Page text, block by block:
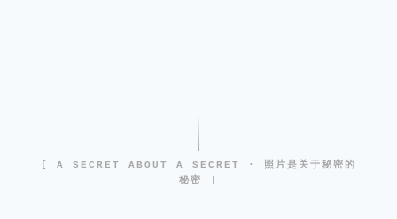
[ A SECRET ABOUT A SECRET · 照片是关于秘密的
秘密 ]